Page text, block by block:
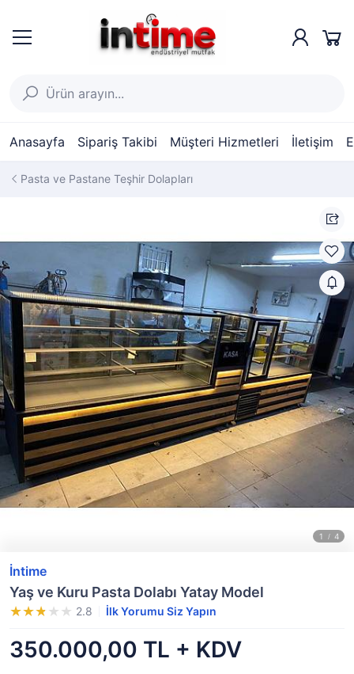
Anasayfa Sipariş Takibi Müşteri Hizmetleri İletişim
Pasta ve Pastane Teşhir Dolapları
İntime
Yaş ve Kuru Pasta Dolabı Yatay Model
2.8 İlk Yorumu Siz Yapın
350.000,00 TL + KDV